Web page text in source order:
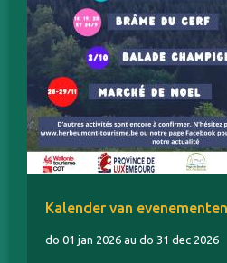
Kalender van
do 01 jan 2026 au do 31 dec 2026